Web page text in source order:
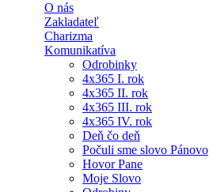
O nás
Zakladateľ
Charizma
Komunikatíva
Odrobinky
4x365 I. rok
4x365 II. rok
4x365 III. rok
4x365 IV. rok
Deň čo deň
Počuli sme slovo Pánovo
Hovor Pane
Moje Slovo